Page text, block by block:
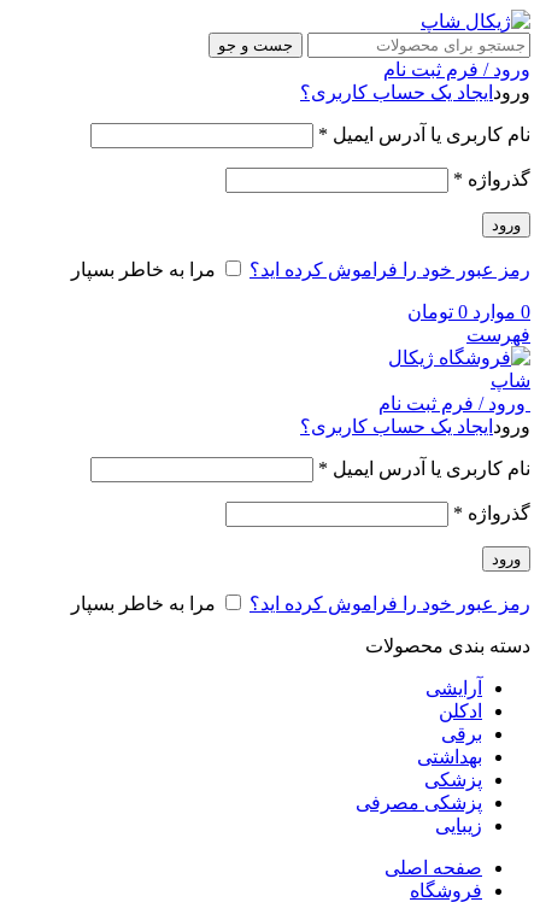
جست و جو
ورود / فرم ثبت نام
ورود ایجاد یک حساب کاربری؟
نام کاربری یا آدرس ایمیل *
گذرواژه *
ورود
رمز عبور خود را فراموش کرده اید؟ مرا به خاطر بسپار
0 موارد 0 تومان
فهرست
ورود / فرم ثبت نام
ورود ایجاد یک حساب کاربری؟
نام کاربری یا آدرس ایمیل *
گذرواژه *
ورود
رمز عبور خود را فراموش کرده اید؟ مرا به خاطر بسپار
دسته بندی محصولات
آرایشی
ادکلن
برقی
بهداشتی
پزشکی
پزشکی مصرفی
زیبایی
صفحه اصلی
فروشگاه